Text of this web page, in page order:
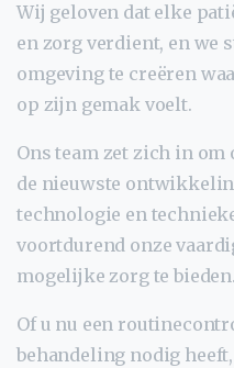
Wij geloven dat elke
en zorg verdient, en we
omgeving te creëren
op zijn gemak voelt.
Ons team zet zich in om
de nieuwste
technologie en
voortdurend onze
mogelijke zorg te bieden.
Of u nu een
behandeling nodig